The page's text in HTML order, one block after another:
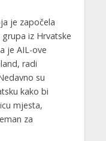
je započela
iz Hrvatske
je AIL-ove
radi
su
kako bi
mjesta,
za